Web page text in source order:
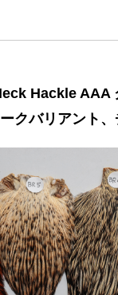
Hackle AAA
クバリアント、